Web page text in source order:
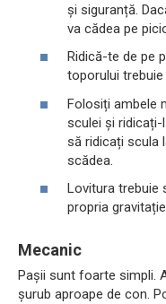
și siguranță.
va cădea pe
Ridică-te de pe
toporului
Folosiți ambele
sculei și ridicați-
să ridicați scula
scădea.
Lovitura trebuie
propria
Mecanic
Pașii sunt foarte simpli.
șurub aproape de con.